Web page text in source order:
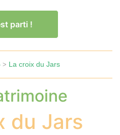
parti !
> La croix du Jars
du Jars